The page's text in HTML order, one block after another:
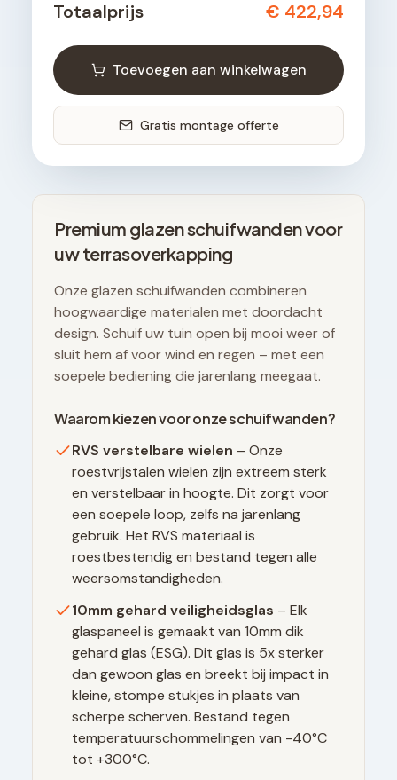
Totaalprijs € 422,94
Toevoegen aan winkelwagen
Gratis montage offerte
Premium glazen schuifwanden voor
uw terrasoverkapping
Onze glazen schuifwanden combineren
hoogwaardige materialen met doordacht
design. Schuif uw tuin open bij mooi weer of
sluit hem af voor wind en regen – met een
soepele bediening die jarenlang meegaat.
Waarom kiezen voor onze schuifwanden?
RVS verstelbare wielen – Onze
roestvrijstalen wielen zijn extreem sterk
en verstelbaar in hoogte. Dit zorgt voor
een soepele loop, zelfs na jarenlang
gebruik. Het RVS materiaal is
roestbestendig en bestand tegen alle
weersomstandigheden.
10mm gehard veiligheidsglas – Elk
glaspaneel is gemaakt van 10mm dik
gehard glas (ESG). Dit glas is 5x sterker
dan gewoon glas en breekt bij impact in
kleine, stompe stukjes in plaats van
scherpe scherven. Bestand tegen
temperatuurschommelingen van -40°C
tot +300°C.